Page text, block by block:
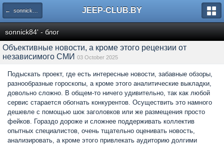
← sonnick84' - блог JEEP-CLUB.BY
sonnick84' - блог
Объективные новости, а кроме этого рецензии от
независимого СМИ 03 October 2025
Подыскать проект, где есть интересные новости, забавные обзоры,
разнообразные гороскопы, а кроме этого аналитические выкладки,
довольно сложно. В общем-то ничего удивительно, так как любой
сервис старается обогнать конкурентов. Осуществить это намного
дешевле с помощью шок заголовков или же размещения просто
фейков. Гораздо дороже и сложнее поддерживать коллектив
опытных специалистов, очень тщательно оценивать новость,
анализировать, а кроме этого привлекать аудиторию долгими